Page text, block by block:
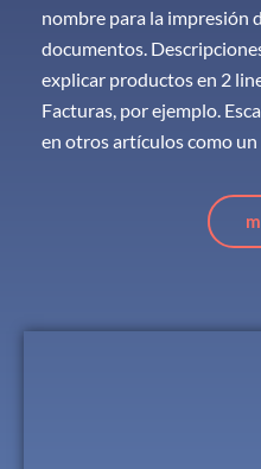
nombre para la impresión
documentos.
explicar productos en 2
Facturas, por ejemplo.
en otros artículos como